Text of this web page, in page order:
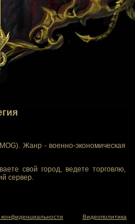
Жанр - военно-экономическая
свой город, ведете торговлю,
сервер.
Видеополитика